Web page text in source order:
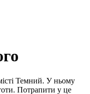
Темний. У ньому
Потрапити у це